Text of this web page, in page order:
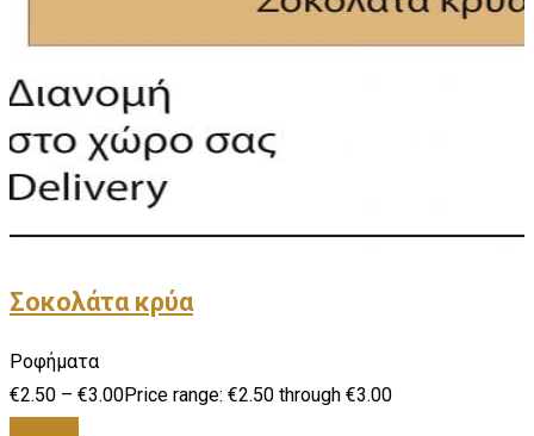
Σοκολάτα κρύα
Ροφήματα
€2.50 – €3.00Price range: €2.50 through €3.00